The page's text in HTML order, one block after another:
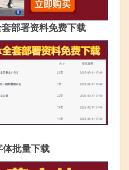
部署资料免费下载
批量下载